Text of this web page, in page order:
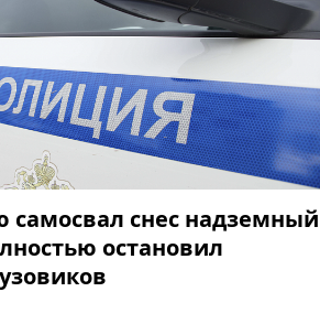
снес надземный
остановил